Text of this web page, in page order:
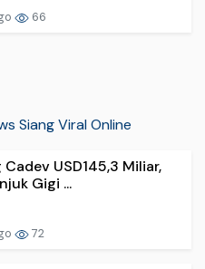
66
Siang Viral Online
USD145,3 Miliar,
Gigi ...
72